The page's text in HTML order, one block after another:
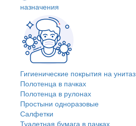
назначения
Гигиенические покрытия на унитаз
Полотенца в пачках
Полотенца в рулонах
Простыни одноразовые
Салфетки
Туалетная бумага в пачках